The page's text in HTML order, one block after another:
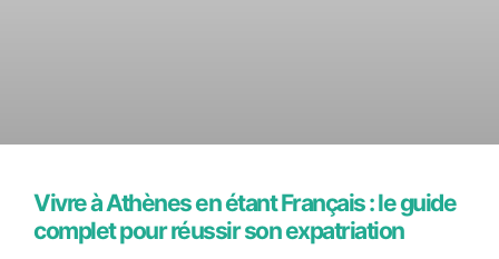
Vivre à Athènes en étant Français : le guide
complet pour réussir son expatriation